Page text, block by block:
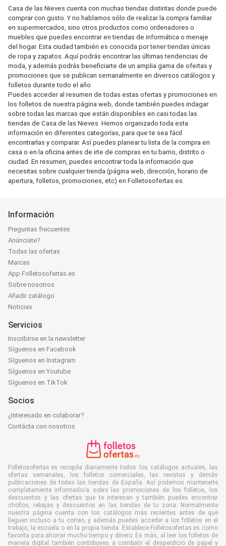
Casa de las Nieves cuenta con muchas tiendas distintas donde puede
comprar con gusto. Y no hablamos sólo de realizar la compra familiar
en supermercados, sino otros productos como ordenadores o
muebles que puedes encontrar en tiendas de informática o menaje
del hogar. Esta ciudad también es conocida por tener tiendas únicas
de ropa y zapatos. Aquí podrás encontrar las últimas tendencias de
moda, y además podrás beneficiarte de un amplia gama de ofertas y
promociones que se publican semanalmente en diversos catálogos y
folletos durante todo el año.
Puedes acceder al resumen de todas estas ofertas y promociones en
los folletos de nuestra página web, donde también puedes indagar
sobre todas las marcas que están disponibles en casi todas las
tiendas de Casa de las Nieves. Hemos organizado toda esta
información en diferentes categorías, para que te sea fácil
encontrarlas y comparar. Así puedes planear tu lista de la compra en
casa o en la oficina antes de irte de compras en tu barrio, distrito o
ciudad. En resumen, puedes encontrar toda la información que
necesitas sobre cualquier tienda (página web, dirección, horario de
apertura, folletos, promociones, etc) en Folletosofertas.es.
Información
Preguntas frecuentes
Anúnciate?
Todas las ofertas
Marcas
App Folletosofertas.es
Sobre nosotros
Añadir catálogo
Noticias
Servicios
Inscribirse en la newsletter
Síguenos en Facebook
Síguenos en Instagram
Síguenos en Youtube
Síguenos en TikTok
Socios
¿Interesado en colaborar?
Contácta con nosotros
Folletosofertas.es recopila diariamente todos los catálogos actuales, las
ofertas semanales, los folletos comerciales, las revistas y demás
publicaciones de todas las tiendas de España. Así podemos mantenerte
completamente informado/a sobre las promociones de los folletos, los
descuentos y las ofertas que te interesan y también puedes encontrar
chollos, rebajas y descuentos en las tiendas de tu zona. Normalmente
nuestra página cuenta con los catálogos más recientes antes de que
lleguen incluso a tu correo, y además puedes acceder a los folletos en el
trabajo, la escuela o en la propia tienda. Establece Folletosofertas.es como
favorita para ahorrar mucho tiempo y dinero. Es más, al leer los folletos de
manera digital también contribuyes a combatir el desperdicio de papel y